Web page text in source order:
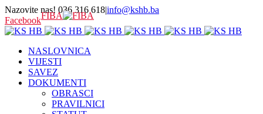
Nazovite nas! 036 316 618|info@kshb.ba
FacebookFIBA
NASLOVNICA
VIJESTI
SAVEZ
DOKUMENTI
OBRASCI
PRAVILNICI